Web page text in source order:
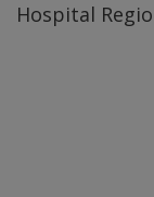
Hospital